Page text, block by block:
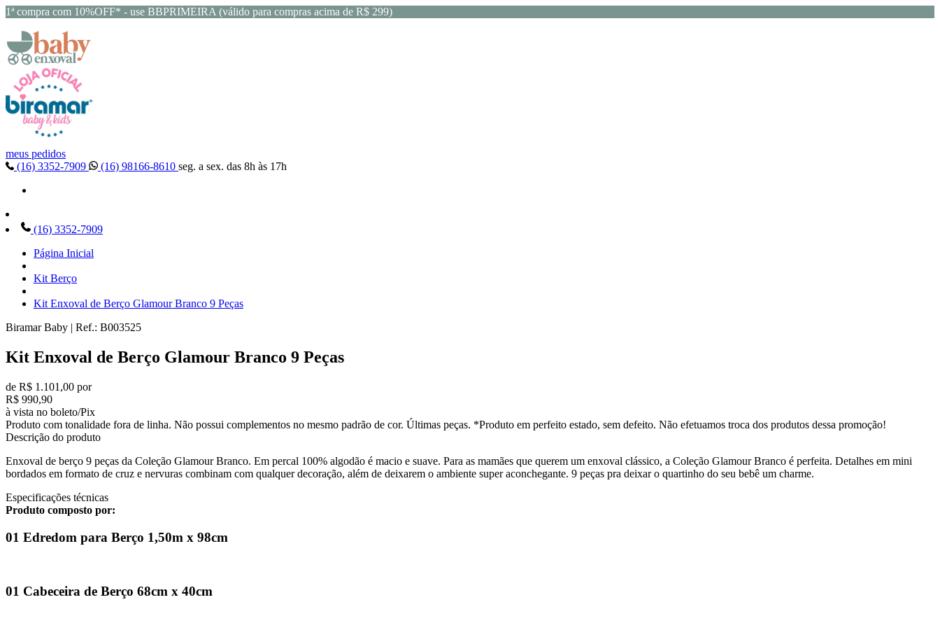
1ª compra com 10%OFF* - use BBPRIMEIRA (válido para compras acima de R$ 299)
meus pedidos
(16) 3352-7909
(16) 98166-8610 seg. a sex. das 8h às 17h
(16) 3352-7909
Página Inicial
Kit Berço
Kit Enxoval de Berço Glamour Branco 9 Peças
Biramar Baby | Ref.: B003525
Kit Enxoval de Berço Glamour Branco 9 Peças
de R$ 1.101,00 por
R$ 990,90
à vista no boleto/Pix
Produto com tonalidade fora de linha. Não possui complementos no mesmo padrão de cor. Últimas peças. *Produto em perfeito estado, sem defeito. Não efetuamos troca dos produtos dessa promoção!
Descrição do produto
Enxoval de berço 9 peças da Coleção Glamour Branco. Em percal 100% algodão é macio e suave. Para as mamães que querem um enxoval clássico, a Coleção Glamour Branco é perfeita. Detalhes em mini
bordados em formato de cruz e nervuras combinam com qualquer decoração, além de deixarem o ambiente super aconchegante. 9 peças pra deixar o quartinho do seu bebê um charme.
Especificações técnicas
Produto composto por:
01 Edredom para Berço 1,50m x 98cm
01 Cabeceira de Berço 68cm x 40cm